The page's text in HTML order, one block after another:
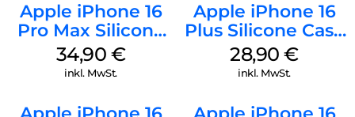
Apple iPhone 16
Pro Max Silicone
Case MagSafe
Denim
34,90 €
inkl. MwSt.
Apple iPhone 16
Plus Silicone Case
MagSafe Black
28,90€
inkl. MwSt.